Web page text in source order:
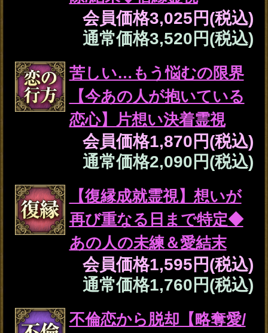
通常価格990円(税込)
※SAMPLE※
転機
2024年12月28日
さらに2人がまとうオーラからは
この先2人の関係を大きく左右させる
重要な出来事や転機を感じ取りました。
早速、詳しくお伝えしましょう。
良縁結び離さない【2人の
強い絆＆運命/全30項】交
際/結末◆宿縁霊視